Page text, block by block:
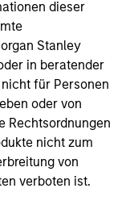
dieser
Stanley
in beratender
für Personen
oder von
Rechtsordnungen
nicht zum
von
verboten ist.